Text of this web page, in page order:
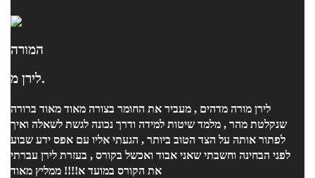
המורה
לירן מ.
לירן מורה מדהים , מעביר את החומר בצורה מאוד מאוד ברורה
שנקלטת מהר , מלמד שיטות למידה ודרך נכונה לגשת לשאלה ואיך
לפתור אותה על הצד הטוב ביותר , הגעתי אליו עם אפס ידע שבוע
לפני הבחינה וחשבתי שאני אבוד ואכשל בקורס , בעזרת לירן עברתי
את הקורס במועד א!!!! ממליץ מאוד